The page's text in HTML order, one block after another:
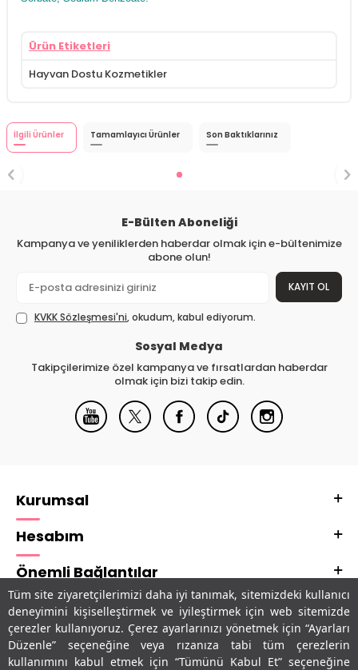
Tüm site ziyaretçilerimizi daha iyi tanımak, sitemizdeki kullanıcı
deneyimini kişiselleştirmek ve iyileştirmek için web sitemizde
çerezler kullanıyoruz. Çerez ayarlarınızı yönetmek için “Ayarları
Düzenle” seçeneğine veya rızanıza tabi tüm çerezlerin
kullanımını kabul etmek için “Tümünü Kabul Et” seçeneğine
Ürün Etiketleri
Hayvan Dostu Kozmetikler
İlgili Ürünler Tamamlayıcı Ürünler Son Baktıklarınız
E-Bülten Aboneliği
Kampanya ve yeniliklerden haberdar olmak için e-bültenimize
abone olun!
KAYIT OL
KVKK Sözleşmesi'ni, okudum, kabul ediyorum.
Sosyal Medya
Takipçilerimize özel kampanya ve fırsatlardan haberdar
olmak için bizi takip edin.
Kurumsal
Hesabım
Önemli Bağlantılar
Adres & İletişim
Uygulamalarımız